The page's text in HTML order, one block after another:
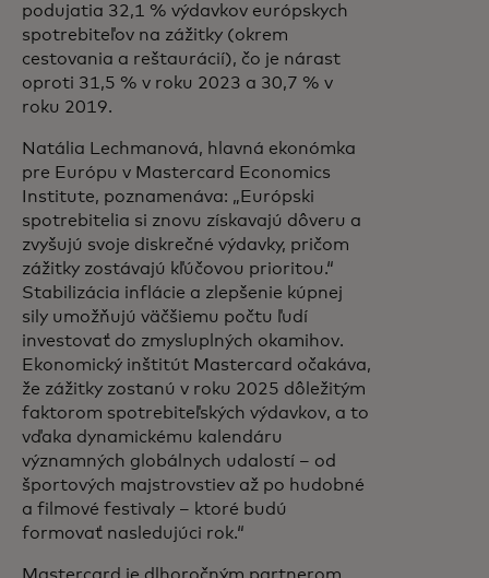
podujatia 32,1 % výdavkov európskych
spotrebiteľov na zážitky (okrem
cestovania a reštaurácií), čo je nárast
oproti 31,5 % v roku 2023 a 30,7 % v
roku 2019.
Natália Lechmanová, hlavná ekonómka
pre Európu v Mastercard Economics
Institute, poznamenáva: „Európski
spotrebitelia si znovu získavajú dôveru a
zvyšujú svoje diskrečné výdavky, pričom
zážitky zostávajú kľúčovou prioritou.“
Stabilizácia inflácie a zlepšenie kúpnej
sily umožňujú väčšiemu počtu ľudí
investovať do zmysluplných okamihov.
Ekonomický inštitút Mastercard očakáva,
že zážitky zostanú v roku 2025 dôležitým
faktorom spotrebiteľských výdavkov, a to
vďaka dynamickému kalendáru
významných globálnych udalostí – od
športových majstrovstiev až po hudobné
a filmové festivaly – ktoré budú
formovať nasledujúci rok.“
Mastercard je dlhoročným partnerom